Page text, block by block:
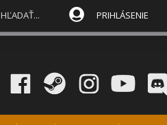
PRIHLÁSENIE